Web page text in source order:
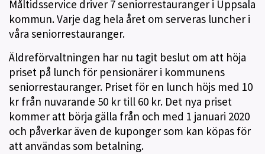
Måltidsservice driver 7 seniorrestauranger i Uppsala
kommun. Varje dag hela året om serveras luncher i
våra seniorrestauranger.
Äldreförvaltningen har nu tagit beslut om att höja
priset på lunch för pensionärer i kommunens
seniorrestauranger. Priset för en lunch höjs med 10
kr från nuvarande 50 kr till 60 kr. Det nya priset
kommer att börja gälla från och med 1 januari 2020
och påverkar även de kuponger som kan köpas för
att användas som betalning.